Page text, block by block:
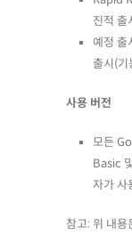
진적 출
예정
출시(
사용 버전
모든
Basic
자가 사
참고: 위 내용